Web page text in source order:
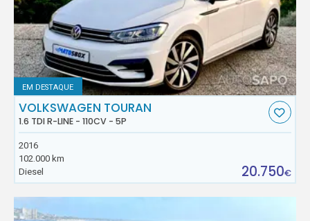
EM DESTAQUE
VOLKSWAGEN TOURAN
1.6 TDI R-LINE - 110CV - 5P
2016
102.000 km
Diesel
20.750€